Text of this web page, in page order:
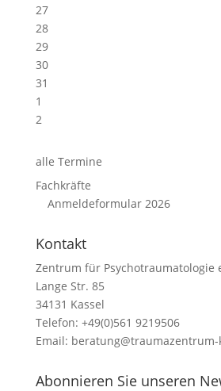
27
28
29
30
31
1
2
alle Termine
Fachkräfte
Anmeldeformular 2026
Kontakt
Zentrum für Psychotraumatologie
Lange Str. 85
34131 Kassel
Telefon: +49(0)561 9219506
Email: beratung@traumazentrum-
Abonnieren Sie unseren